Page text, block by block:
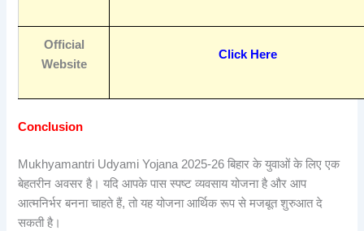
Official
Website
Click Here
Conclusion
Mukhyamantri Udyami Yojana 2025-26 बिहार के युवाओं के लिए एक
बेहतरीन अवसर है। यदि आपके पास स्पष्ट व्यवसाय योजना है और आप
आत्मनिर्भर बनना चाहते हैं, तो यह योजना आर्थिक रूप से मजबूत शुरुआत दे
सकती है।